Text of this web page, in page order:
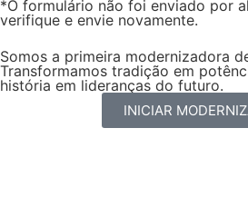
*O formulário não foi enviado por
verifique e envie novamente.
Somos a primeira modernizadora
Transformamos tradição em
história em lideranças do futuro.
INICIAR